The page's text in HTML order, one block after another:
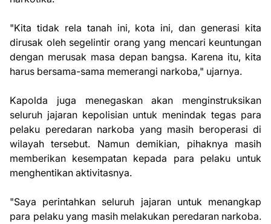
"Kita tidak rela tanah ini, kota ini, dan generasi kita
dirusak oleh segelintir orang yang mencari keuntungan
dengan merusak masa depan bangsa. Karena itu, kita
harus bersama-sama memerangi narkoba," ujarnya.
Kapolda juga menegaskan akan menginstruksikan
seluruh jajaran kepolisian untuk menindak tegas para
pelaku peredaran narkoba yang masih beroperasi di
wilayah tersebut. Namun demikian, pihaknya masih
memberikan kesempatan kepada para pelaku untuk
menghentikan aktivitasnya.
"Saya perintahkan seluruh jajaran untuk menangkap
para pelaku yang masih melakukan peredaran narkoba.